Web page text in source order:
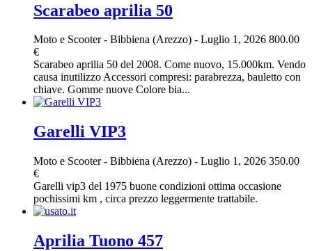
Scarabeo aprilia 50
Moto e Scooter- Bibbiena (Arezzo) - Luglio 1, 2026 800.00
€
Scarabeo aprilia 50 del 2008. Come nuovo, 15.000km. Vendo
causa inutilizzo Accessori compresi: parabrezza, bauletto con
chiave. Gomme nuove Colore bia...
Garelli VIP3
Moto e Scooter- Bibbiena (Arezzo) - Luglio 1, 2026 350.00
€
Garelli vip3 del 1975 buone condizioni ottima occasione
pochissimi km , circa prezzo leggermente trattabile.
Aprilia Tuono 457